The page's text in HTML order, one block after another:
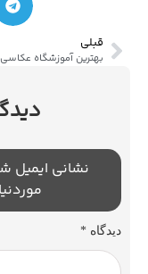
قبلی
بهترین آموزشگاه عکاسی
نشانی ایمیل
دیدگاه *